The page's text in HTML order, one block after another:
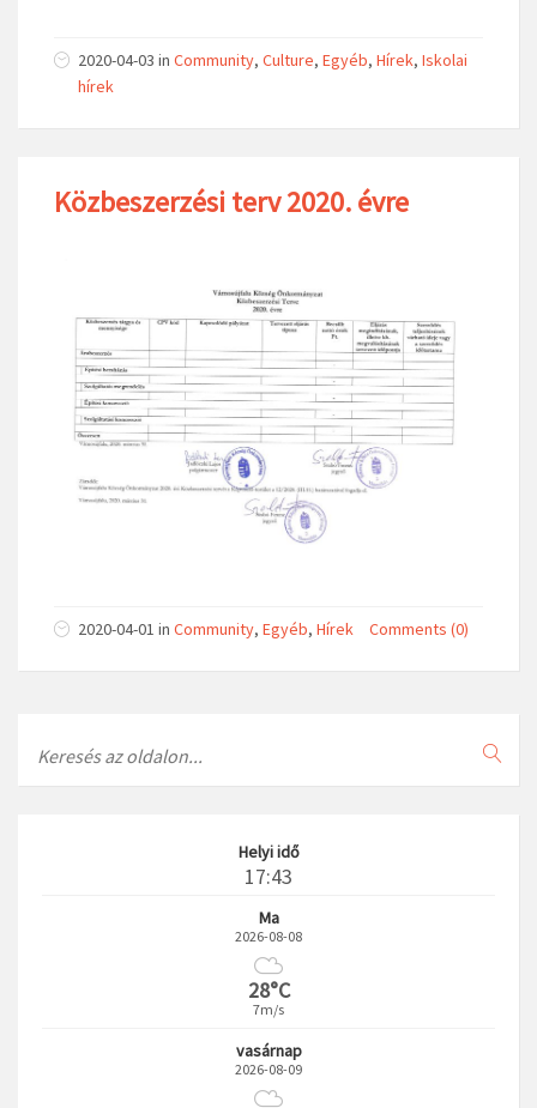
2020-04-03 in Community, Culture, Egyéb, Hírek, Iskolai
hírek
Közbeszerzési terv 2020. évre
2020-04-01 in Community, Egyéb, Hírek Comments (0)
Helyi idő
17:43
Ma
2026-08-08
28°C
7m/s
vasárnap
2026-08-09